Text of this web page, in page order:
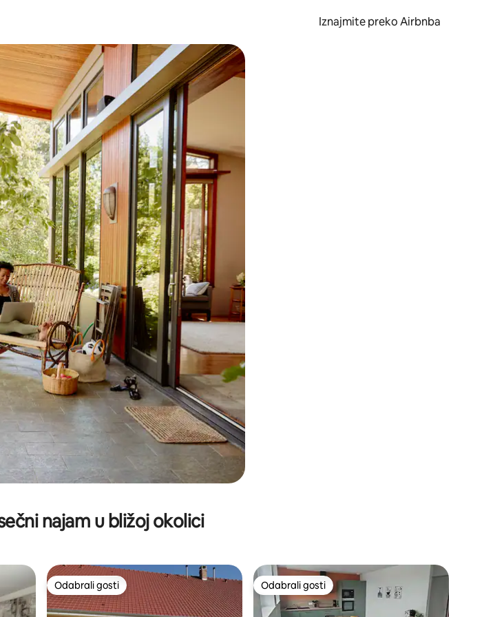
Iznajmite preko Airbnba
gore i prema dolje, kao i dodirom ili prelaskom prstom po zaslonu.
najam u bližoj okolici
Odabrali gosti
Odabrali gosti Odabrali gosti
Odabrali gosti